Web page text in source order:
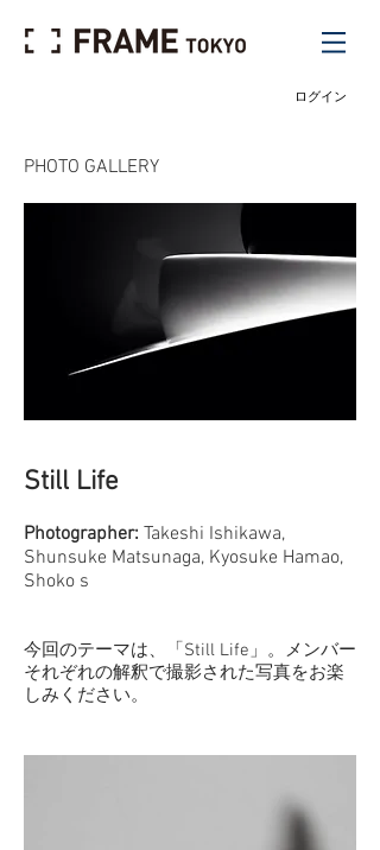
ログイン
PHOTO GALLERY
Still Life
Photographer: Takeshi Ishikawa,
Shunsuke Matsunaga, Kyosuke Hamao,
Shoko s
今回のテーマは、「Still Life」。メンバー
それぞれの解釈で撮影された写真をお楽
しみください。